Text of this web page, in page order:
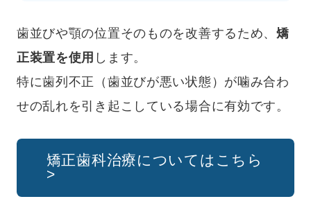
歯並びや顎の位置そのものを改善するため、矯
正装置を使用 します。
特に歯列不正（歯並びが悪い状態）が噛み合わ
せの乱れを引き起こしている場合に有効です。
矯正歯科治療についてはこちら
>